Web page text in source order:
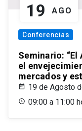
19 AGO
Conferencias
Seminario:
el
mercados y
19 de Agosto
09:00 a 11:00